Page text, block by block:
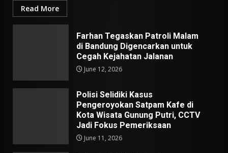
Read More
Farhan Tegaskan Patroli Malam
di Bandung Digencarkan untuk
Cegah Kejahatan Jalanan
June 12, 2026
Polisi Selidiki Kasus
Pengeroyokan Satpam Kafe di
Kota Wisata Gunung Putri, CCTV
Jadi Fokus Pemeriksaan
June 11, 2026